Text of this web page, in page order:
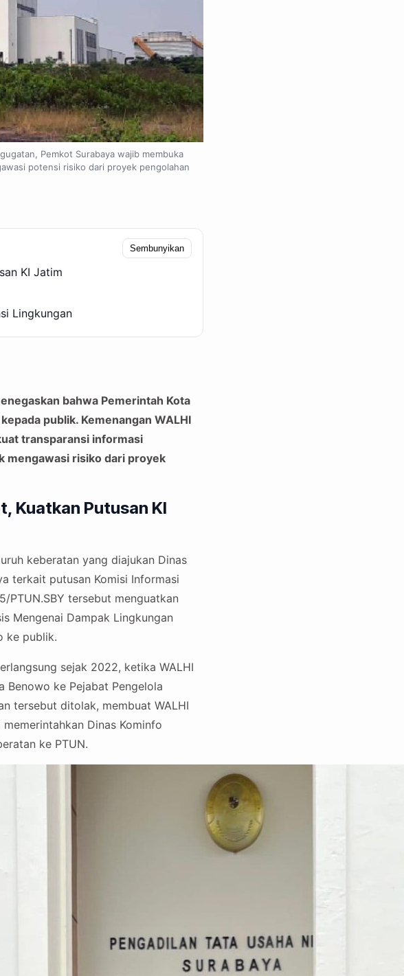
Pemkot Surabaya wajib membuka
potensi risiko dari proyek pengolahan
Sembunyikan
KI Jatim
Lingkungan
bahwa Pemerintah Kota
publik. Kemenangan WALHI
transparansi informasi
mengawasi risiko dari proyek
Kuatkan Putusan KI
keberatan yang diajukan Dinas
terkait putusan Komisi Informasi
PTUN.SBY tersebut menguatkan
Mengenai Dampak Lingkungan
ke publik.
sejak 2022, ketika WALHI
Benowo ke Pejabat Pengelola
tersebut ditolak, membuat WALHI
Dinas Kominfo
ke PTUN.